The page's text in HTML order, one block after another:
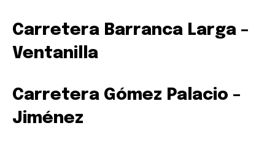
32,111
Carretera Barranca Larga –
Ventanilla
Carretera Gómez Palacio –
Jiménez